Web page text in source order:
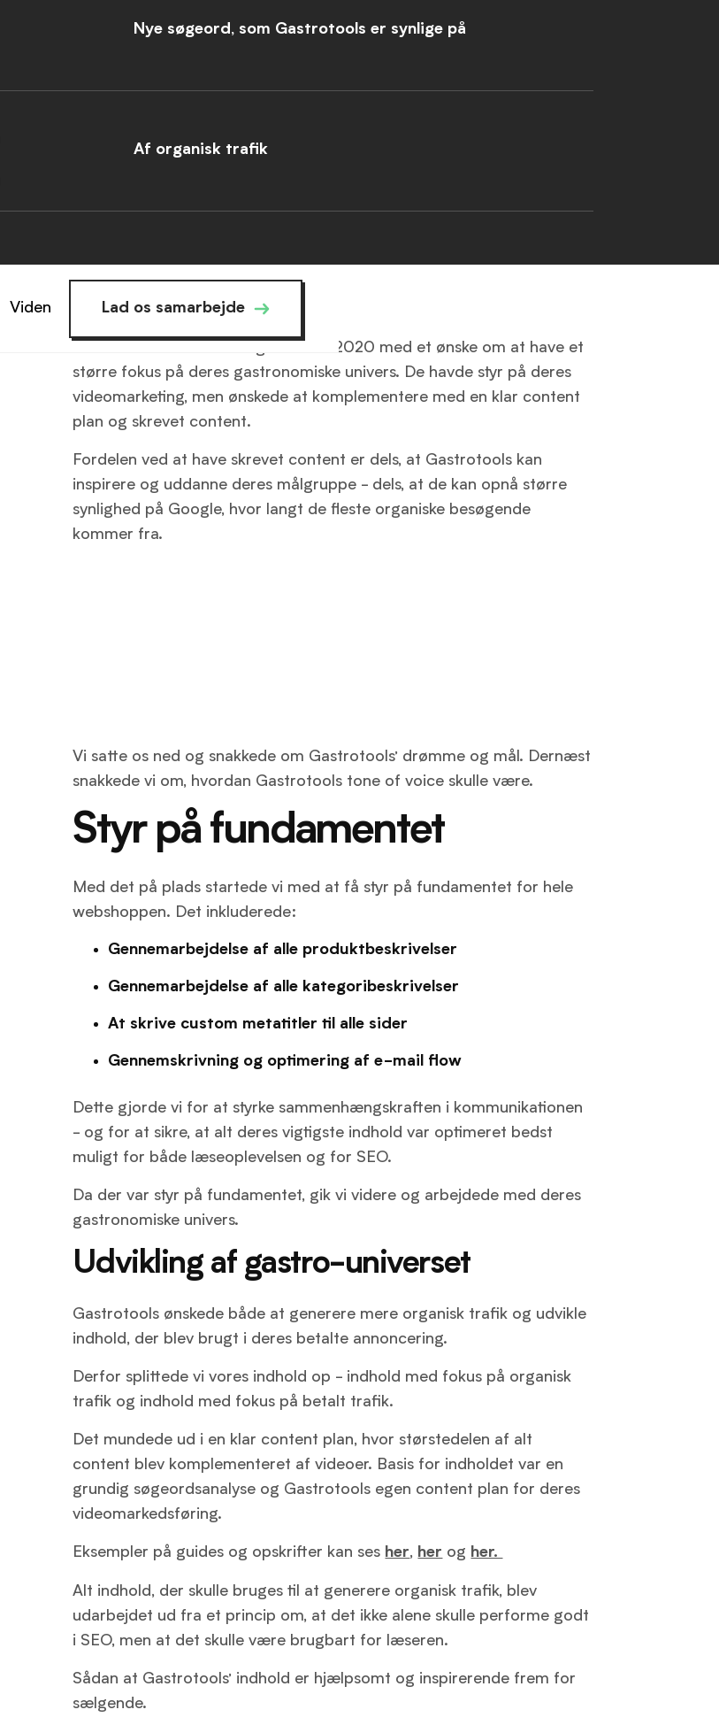
Nye søgeord, som Gastrotools er synlige på
Af organisk trafik
Viden Lad os samarbejde
Gastrotools henvendte sig i foråret 2020 med et ønske om at have et
større fokus på deres gastronomiske univers. De havde styr på deres
videomarketing, men ønskede at komplementere med en klar content
plan og skrevet content.
Fordelen ved at have skrevet content er dels, at Gastrotools kan
inspirere og uddanne deres målgruppe - dels, at de kan opnå større
synlighed på Google, hvor langt de fleste organiske besøgende
kommer fra.
Vi satte os ned og snakkede om Gastrotools’ drømme og mål. Dernæst
snakkede vi om, hvordan Gastrotools tone of voice skulle være.
Styr på fundamentet
Med det på plads startede vi med at få styr på fundamentet for hele
webshoppen. Det inkluderede:
Gennemarbejdelse af alle produktbeskrivelser
Gennemarbejdelse af alle kategoribeskrivelser
At skrive custom metatitler til alle sider
Gennemskrivning og optimering af e-mail flow
Dette gjorde vi for at styrke sammenhængskraften i kommunikationen
- og for at sikre, at alt deres vigtigste indhold var optimeret bedst
muligt for både læseoplevelsen og for SEO.
Da der var styr på fundamentet, gik vi videre og arbejdede med deres
gastronomiske univers.
Udvikling af gastro-universet
Gastrotools ønskede både at generere mere organisk trafik og udvikle
indhold, der blev brugt i deres betalte annoncering.
Derfor splittede vi vores indhold op - indhold med fokus på organisk
trafik og indhold med fokus på betalt trafik.
Det mundede ud i en klar content plan, hvor størstedelen af alt
content blev komplementeret af videoer. Basis for indholdet var en
grundig søgeordsanalyse og Gastrotools egen content plan for deres
videomarkedsføring.
Eksempler på guides og opskrifter kan ses her, her og her.
Alt indhold, der skulle bruges til at generere organisk trafik, blev
udarbejdet ud fra et princip om, at det ikke alene skulle performe godt
i SEO, men at det skulle være brugbart for læseren.
Sådan at Gastrotools’ indhold er hjælpsomt og inspirerende frem for
sælgende.